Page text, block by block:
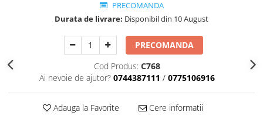
Taiere sudare oxigaz
PRECOMANDA
Durata de livrare: Disponibil din 10 August
PRECOMANDA
Cod Produs: C768
Ai nevoie de ajutor? 0744387111 / 0775106916
Adauga la Favorite Cere informatii